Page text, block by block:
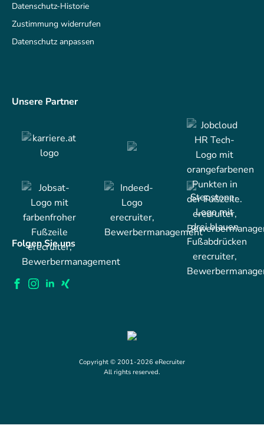
Datenschutz-Historie
Zustimmung widerrufen
Datenschutz anpassen
Unsere Partner
Folgen Sie uns
Copyright © 2001-2026 eRecruiter
All rights reserved.